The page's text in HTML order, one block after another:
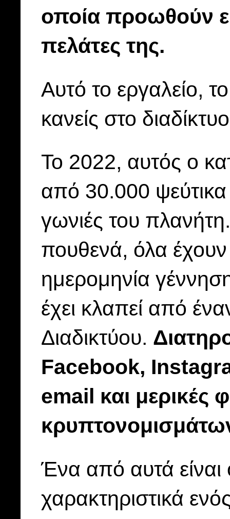
οποία προωθούν
πελάτες της.
Αυτό το εργαλείο,
κανείς στο
Το 2022, αυτός ο
από 30.000
γωνιές του
πουθενά, όλα
ημερομηνία
έχει κλαπεί από
Διαδικτύου.
Facebook,
email και μερικές
Ένα από αυτά
χαρακτηριστικά